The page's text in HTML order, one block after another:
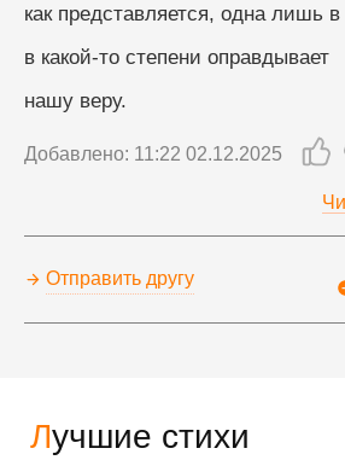
Лучшие стихи
как представляется, одна лишь в
в какой-то степени оправдывает
нашу веру.
Добавлено: 11:22 02.12.2025
Отправить другу